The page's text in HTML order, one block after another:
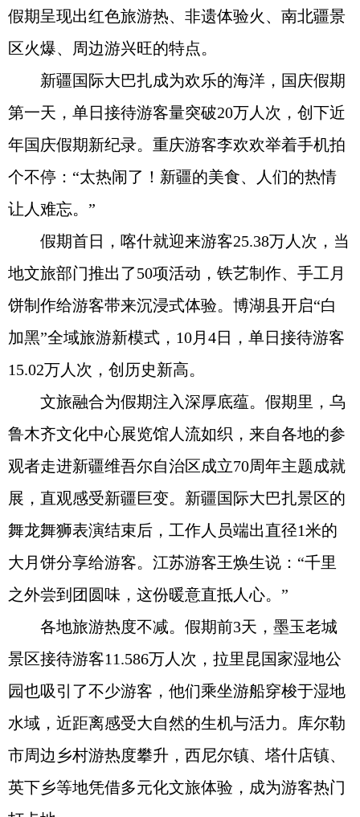
假期呈现出红色旅游热、非遗体验火、南北疆景
区火爆、周边游兴旺的特点。
新疆国际大巴扎成为欢乐的海洋，国庆假期
第一天，单日接待游客量突破20万人次，创下近
年国庆假期新纪录。重庆游客李欢欢举着手机拍
个不停：“太热闹了！新疆的美食、人们的热情
让人难忘。”
假期首日，喀什就迎来游客25.38万人次，当
地文旅部门推出了50项活动，铁艺制作、手工月
饼制作给游客带来沉浸式体验。博湖县开启“白
加黑”全域旅游新模式，10月4日，单日接待游客
15.02万人次，创历史新高。
文旅融合为假期注入深厚底蕴。假期里，乌
鲁木齐文化中心展览馆人流如织，来自各地的参
观者走进新疆维吾尔自治区成立70周年主题成就
展，直观感受新疆巨变。新疆国际大巴扎景区的
舞龙舞狮表演结束后，工作人员端出直径1米的
大月饼分享给游客。江苏游客王焕生说：“千里
之外尝到团圆味，这份暖意直抵人心。”
各地旅游热度不减。假期前3天，墨玉老城
景区接待游客11.586万人次，拉里昆国家湿地公
园也吸引了不少游客，他们乘坐游船穿梭于湿地
水域，近距离感受大自然的生机与活力。库尔勒
市周边乡村游热度攀升，西尼尔镇、塔什店镇、
英下乡等地凭借多元化文旅体验，成为游客热门